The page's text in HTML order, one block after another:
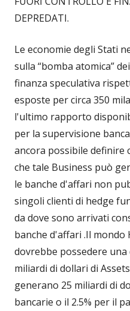
DEPREDATI.
Le economie degli Stati
sulla “bomba atomica”
finanza speculativa
esposte per circa 350
l'ultimo rapporto
per la supervisione
ancora possibile definire
che tale Business può
le banche d'affari non
singoli clienti di hedge
da dove sono arrivati
banche d'affari .Il mondo
dovrebbe possedere una
miliardi di dollari di
generano 25 miliardi di
bancarie o il 2.5% per il